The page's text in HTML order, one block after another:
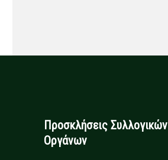
Προσκλήσεις Συλλογικών
Οργάνων